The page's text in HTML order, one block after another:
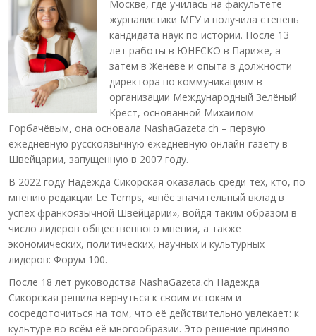
Москве, где училась на факультете
журналистики МГУ и получила степень
кандидата наук по истории. После 13
лет работы в ЮНЕСКО в Париже, а
затем в Женеве и опыта в должности
директора по коммуникациям в
организации Международный Зелёный
Крест, основанной Михаилом
Горбачёвым, она основала NashaGazeta.ch – первую
ежедневную русскоязычную ежедневную онлайн-газету в
Швейцарии, запущенную в 2007 году.
В 2022 году Надежда Сикорская оказалась среди тех, кто, по
мнению редакции Le Temps, «внёс значительный вклад в
успех франкоязычной Швейцарии», войдя таким образом в
число лидеров общественного мнения, а также
экономических, политических, научных и культурных
лидеров: Форум 100.
После 18 лет руководства NashaGazeta.ch Надежда
Сикорская решила вернуться к своим истокам и
сосредоточиться на том, что её действительно увлекает: к
культуре во всём её многообразии. Это решение приняло